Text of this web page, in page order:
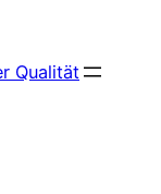
Qualität